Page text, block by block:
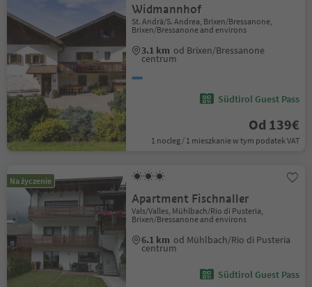
Widmannhof
St. Andrä/S. Andrea, Brixen/Bressanone,
Brixen/Bressanone and environs
3.1 km od Brixen/Bressanone
centrum
Südtirol Guest Pass
Od 139€
1 nocleg / 1 mieszkanie w tym podatek VAT
Na życzenie
Apartment Fischnaller
Vals/Valles, Mühlbach/Rio di Pusteria,
Brixen/Bressanone and environs
6.1 km od Mühlbach/Rio di Pusteria
centrum
Südtirol Guest Pass